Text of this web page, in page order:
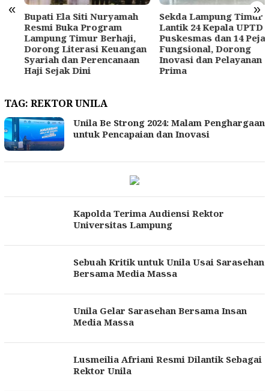
« »
Bupati Ela Siti Nuryamah
Resmi Buka Program
Lampung Timur Berhaji,
Dorong Literasi Keuangan
Syariah dan Perencanaan
Haji Sejak Dini
Sekda Lampung Timur
Lantik 24 Kepala UPTD
Puskesmas dan 14 Pejabat
Fungsional, Dorong
Inovasi dan Pelayanan
Prima
TAG: REKTOR UNILA
Unila Be Strong 2024: Malam Penghargaan
untuk Pencapaian dan Inovasi
Kapolda Terima Audiensi Rektor
Universitas Lampung
Sebuah Kritik untuk Unila Usai Sarasehan
Bersama Media Massa
Unila Gelar Sarasehan Bersama Insan
Media Massa
Lusmeilia Afriani Resmi Dilantik Sebagai
Rektor Unila